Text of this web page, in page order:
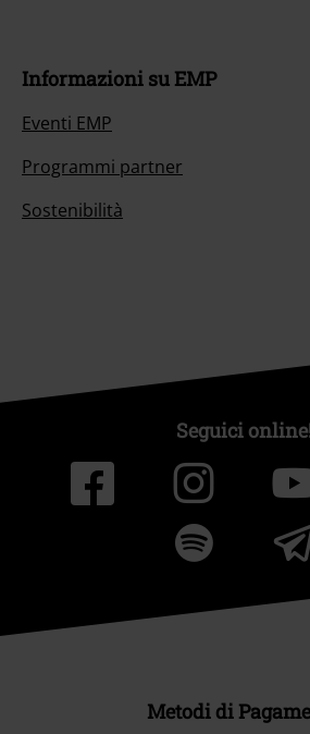
Informazioni su EMP
Eventi EMP
Programmi partner
Sostenibilità
Seguici
Metodi di